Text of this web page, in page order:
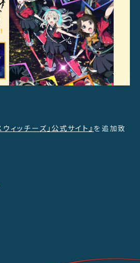
ウィッチーズ」公式サイト』 を追加致